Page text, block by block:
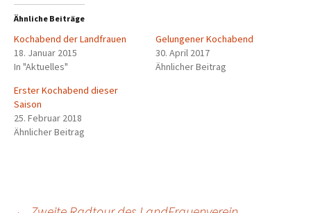
Ähnliche Beiträge
Kochabend der Landfrauen
18. Januar 2015
In "Aktuelles"
Gelungener Kochabend
30. April 2017
Ähnlicher Beitrag
Erster Kochabend dieser
Saison
25. Februar 2018
Ähnlicher Beitrag